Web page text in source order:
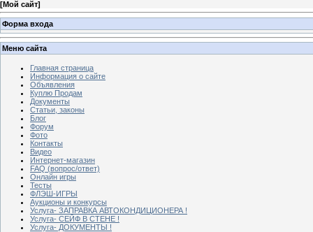
[Мой сайт]
Форма входа
Меню сайта
Главная страница
Информация о сайте
Объявления
Куплю Продам
Документы
Статьи, законы
Блог
Форум
Фото
Контакты
Видео
Интернет-магазин
FAQ (вопрос/ответ)
Онлайн игры
Тесты
ФЛЭШ-ИГРЫ
Аукционы и конкурсы
Услуга- ЗАПРАВКА АВТОКОНДИЦИОНЕРА !
Услуга- СЕЙФ В СТЕНЕ !
Услуга- ДОКУМЕНТЫ !